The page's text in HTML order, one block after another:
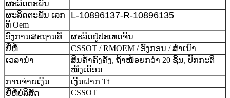
ຜະລິດຕະພັນ
ຜະລິດຕະພັນ ເລກ
ທີ່ Oem
L-10896137-R-10896135
ອົງການສະຖານທີ່
ຜະລິດຢູ່ປະເທດຈີນ
ຍີ່ຫໍ້
CSSOT / RMOEM / ອົງກອນ / ສຳເນົາ
ເວລານຳ
ສິນຄ້າຄົງຄັງ, ຖ້າໜ້ອຍກວ່າ 20 ຊິ້ນ, ປົກກະຕິ
ໜຶ່ງເດືອນ
ການຈ່າຍເງິນ
ເງິນຝາກ Tt
ຍີ່ຫໍ້ບໍລິສັດ
CSSOT